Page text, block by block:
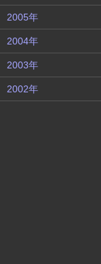
2005年
2004年
2003年
2002年